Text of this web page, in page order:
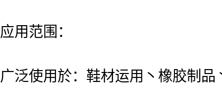
应用范围：
广泛使用於：鞋材运用丶橡胶制